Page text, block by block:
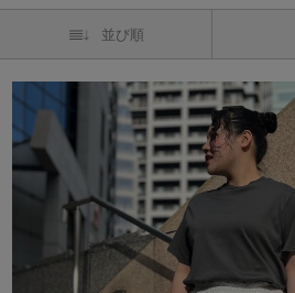
ビッグシルエット Tシャツ デニム ワンピース
並び順